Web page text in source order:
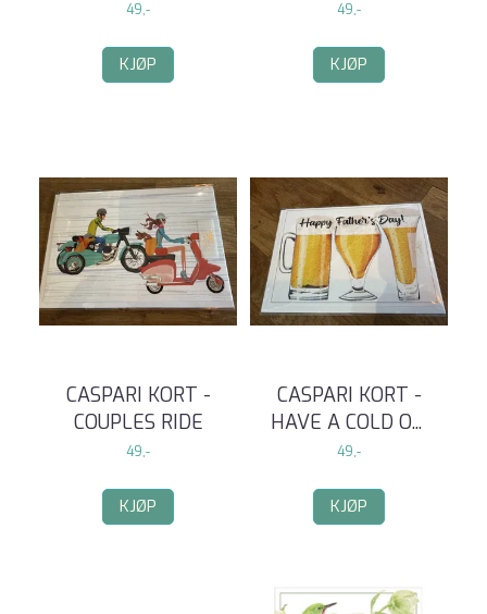
49,-
KJØP
49,-
KJØP
CASPARI KORT -
COUPLES RIDE
49,-
KJØP
CASPARI KORT -
HAVE A COLD O...
49,-
KJØP